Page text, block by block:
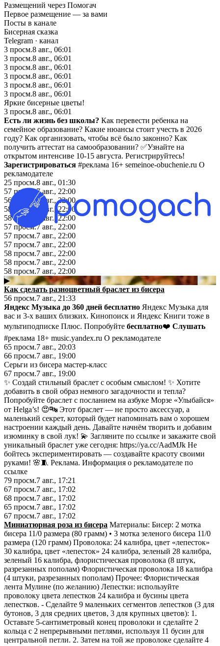
Размещений через Помогач
Первое размещение — за вами
Посты в канале
Бисерная сказка
Telegram · канал
3 просм.8 авг., 06:01
3 просм.8 авг., 06:01
3 просм.8 авг., 06:01
3 просм.8 авг., 06:01
3 просм.8 авг., 06:01
3 просм.8 авг., 06:01
Ярĸиe бисеpные цветы!
3 просм.8 авг., 06:01
Есть ли жизнь без школы? Как перевести ребенка на
семейное образование? Какие нюансы стоит учесть в 2026
году? Как организовать, чтобы всё было законно? Как
получить аттестат на самообразовании? ✅Узнайте на
открытом интенсиве 10-15 августа. Регистрируйтесь!
Зарегистрироваться #реклама 16+ semeinoe-obuchenie.ru О
рекламодателе
25 просм.8 авг., 01:30
57 просм.7 авг., 22:00
56просм.7 авг., 22:00
58
просм.7 авг., 22:00
58просм.
7 авг., 22:00
57 просм.7 авг., 22:00
57 просм.7 авг., 22:00
57 просм.7 авг., 22:00
58 просм.7 авг., 22:00
58 просм.7 авг., 22:00
58 просм.7 авг., 22:00
▶
Как сделать разноцветный браслет из бисера
56 просм.7 авг., 21:33
Яндекс Музыка до 360 дней бесплатно Яндекс Музыка для
вас и 3-х ваших близких. Кинопоиск и Яндекс Книги тоже в
мультиподписке Плюс. Попробуйте бесплатно❤️ Слушать
#реклама 18+ music.yandex.ru О рекламодателе
65 просм.7 авг., 20:03
66 просм.7 авг., 19:00
Сeрьги из бисеpa ᴍастер-класс
67 просм.7 авг., 19:00
✨ Создай стильный браслет с особым смыслом! ✨ Хотите
добавить в свой образ немного загадочности и тепла?
Попробуйте браслет с посланием на азбуке Морзе «Улыбайся»
от Helga’s! 😍🔤 Этот браслет — не просто аксессуар, а
маленький секрет, который будет напоминать вам о хорошем
настроении каждый день. Давайте начнём творить и добавим
изюминку в свой лук! 💫 Загляните по ссылке и закажите свой
уникальный браслет уже сегодня: https://ya.cc/AadMJk Не
бойтесь экспериментировать — создавайте красоту своими
руками! 🌸🧵 Реклама. Информация о рекламодателе по
ссылке
79 просм.7 авг., 17:21
67 просм.7 авг., 17:02
68 просм.7 авг., 17:02
65 просм.7 авг., 17:02
67 просм.7 авг., 17:02
Миниатюрная роза из бисера Материалы: Бисер: 2 мотка
бисера 11/0 размера (80 грамм) • 3 мотка зеленого бисера 11/0
размера (120 грамм) Проволока: 24 калибра, цвет «лепесток»
30 калибра, цвет «лепесток» 24 калибра, зеленый 28 калибра,
зеленый 16 калибра, флористическая проволока (8 штук,
разрезанных пополам) Флористическая проволока 18 калибра
(4 штуки, разрезанных пополам) Прочее: Флористическая
лента Мулине (по желанию) Лепестки: используйте
проволоку цвета лепестков 24 калибра и бусины цвета
лепестков. - Сделайте 9 маленьких сегментов лепестков (3 для
бутонов, 3 для средних цветов, 3 для крупных цветов): 1.
Оставьте 5-сантиметровый конец проволоки и сделайте 2
кольца с 2 непрерывными петлями, используя 11 бусин для
центральной петли. 2. Затем на той же проволоке сделайте 4